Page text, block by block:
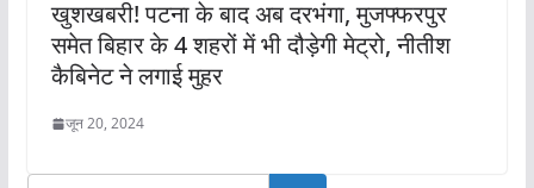
खुशखबरी! पटना के बाद अब दरभंगा, मुजफ्फरपुर
समेत बिहार के 4 शहरों में भी दौड़ेगी मेट्रो, नीतीश
कैबिनेट ने लगाई मुहर
जून 20, 2024